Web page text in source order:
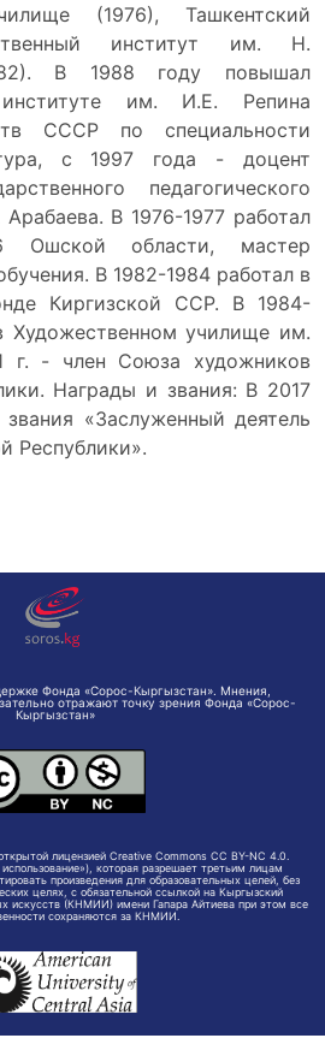
(1976), Ташкентский
институт им. Н.
В 1988 году повышал
им. И.Е. Репина
СССР по специальности
с 1997 года - доцент
педагогического
В 1976-1977 работал
области, мастер
В 1982-1984 работал в
Киргизской ССР. В 1984-
Художественном училище им.
г. - член Союза художников
Награды и звания: В 2017
«Заслуженный деятель
Республики».
Фонда «Сорос-Кыргызстан». Мнения,
отражают точку зрения Фонда «Сорос-
Кыргызстан»
лицензией Creative Commons CC BY-NC 4.0.
которая разрешает третьим лицам
произведения для образовательных целей, без
целях, с обязательной ссылкой на Кыргызский
искусств (КНМИИ) имени Гапара Айтиева при этом все
сохраняются за КНМИИ.